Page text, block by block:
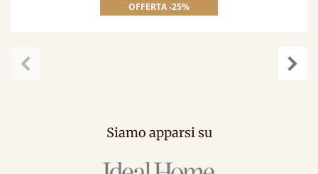
OFFERTA -25%
Siamo apparsi su